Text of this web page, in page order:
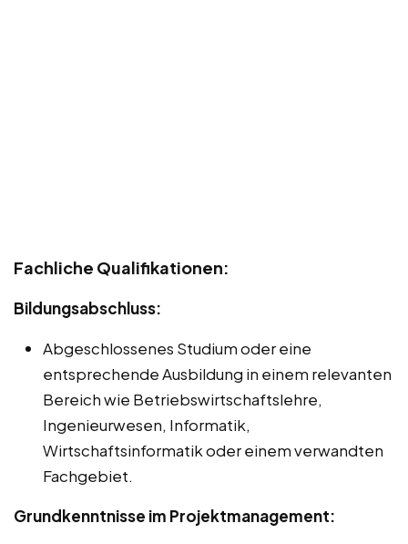
Fachliche Qualifikationen:
Bildungsabschluss:
Abgeschlossenes Studium oder eine
entsprechende Ausbildung in einem relevanten
Bereich wie Betriebswirtschaftslehre,
Ingenieurwesen, Informatik,
Wirtschaftsinformatik oder einem verwandten
Fachgebiet.
Grundkenntnisse im Projektmanagement: